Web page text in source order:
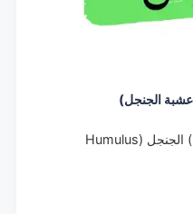
الجنجل)
نبات حشيشة الدينار(عشبة الجنجل) الجنجل (Humulus